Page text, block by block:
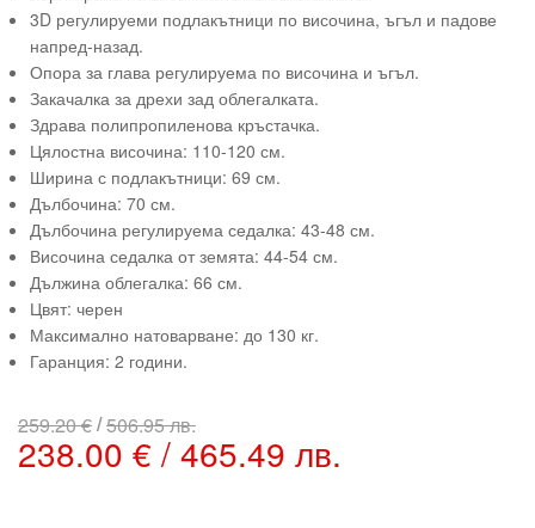
3D регулируеми подлакътници по височина, ъгъл и падове
напред-назад.
Опора за глава регулируема по височина и ъгъл.
Закачалка за дрехи зад облегалката.
Здрава полипропиленова кръстачка.
Цялостна височина: 110-120 см.
Ширина с подлакътници: 69 см.
Дълбочина: 70 см.
Дълбочина регулируема седалка: 43-48 см.
Височина седалка от земята: 44-54 см.
Дължина облегалка: 66 см.
Цвят: черен
Максимално натоварване: до 130 кг.
Гаранция: 2 години.
259.20 €/506.95 лв.
238.00 € / 465.49 лв.